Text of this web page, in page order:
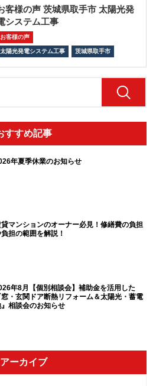
客様の声 茨城県取手市 太陽光発
システム工事
お客様の声
太陽光発電システム工事 茨城県取手市
すすめ記事
年夏季休業のお知らせ
マンションのオーナー必見！修繕費の負担
担の範囲を解説！
年8月【個別相談会】補助金を活用した
窓・玄関ドア断熱リフォーム＆太陽光・蓄電
相談会のお知らせ
アーカイブ